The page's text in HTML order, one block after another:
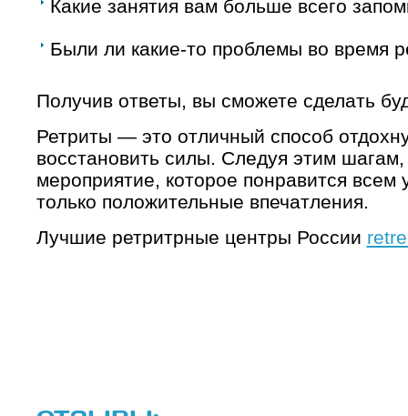
Какие занятия вам больше всего
Были ли какие-то проблемы во время
Получив ответы, вы сможете сделать
Ретриты — это отличный способ
восстановить силы. Следуя этим
мероприятие, которое понравится всем
только положительные впечатления.
Лучшие ретритрные центры России